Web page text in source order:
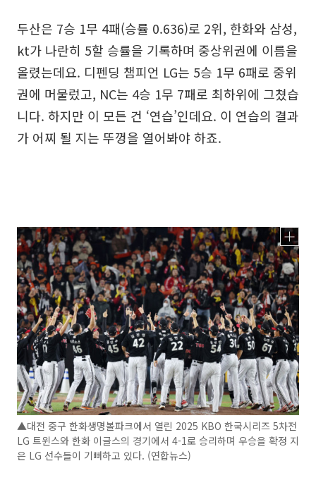
두산은 7승 1무 4패(승률 0.636)로 2위, 한화와 삼성,
kt가 나란히 5할 승률을 기록하며 중상위권에 이름을
올렸는데요. 디펜딩 챔피언 LG는 5승 1무 6패로 중위
권에 머물렀고, NC는 4승 1무 7패로 최하위에 그쳤습
니다. 하지만 이 모든 건 ‘연습’인데요. 이 연습의 결과
가 어찌 될 지는 뚜껑을 열어봐야 하죠.
▲대전 중구 한화생명볼파크에서 열린 2025 KBO 한국시리즈 5차전
LG 트윈스와 한화 이글스의 경기에서 4-1로 승리하며 우승을 확정 지
은 LG 선수들이 기뻐하고 있다. (연합뉴스)